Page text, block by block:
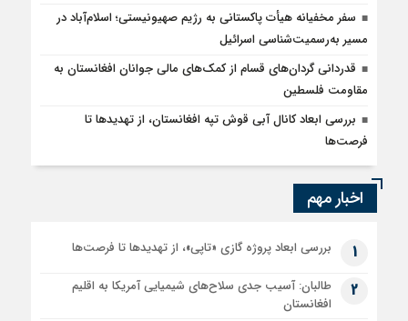
سفر مخفیانه هیأت پاکستانی به رژیم صهیونیستی؛ اسلام‌آباد در
مسیر به‌رسمیت‌شناسی اسرائیل
قدردانی گردان‌های قسام از کمک‌های مالی جوانان افغانستان به
مقاومت فلسطین
بررسی ابعاد کانال آبی قوش تپه افغانستان، از تهدیدها تا
فرصت‌ها
اخبار مهم
1 بررسی ابعاد پروژه گازی «تاپی»، از تهدیدها تا فرصت‌ها
2
طالبان: آسیب جدی سلاح‌های شیمیایی آمریکا به اقلیم
افغانستان